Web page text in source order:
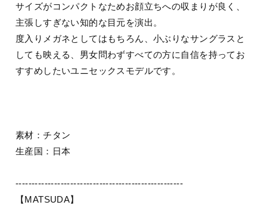
サイズがコンパクトなためお顔立ちへの収まりが良く、
主張しすぎない知的な目元を演出。
度入りメガネとしてはもちろん、小ぶりなサングラスと
しても映える、男女問わずすべての方に自信を持ってお
すすめしたいユニセックスモデルです。
素材：チタン
生産国：日本
----------------------------------------------------
【MATSUDA】